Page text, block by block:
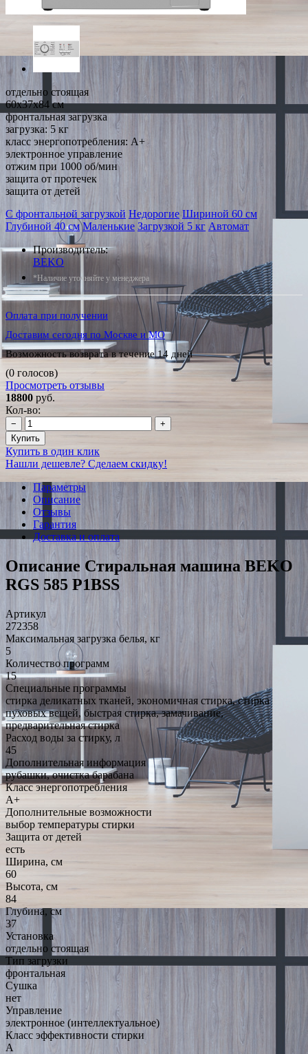
отдельно стоящая
60x37x84 см
фронтальная загрузка
загрузка: 5 кг
класс энергопотребления: A+
электронное управление
отжим при 1000 об/мин
защита от протечек
защита от детей
С фронтальной загрузкой Недорогие Шириной 60 см
Глубиной 40 см Маленькие Загрузкой 5 кг Автомат
Производитель:
BEKO
*Наличие уточняйте у менеджера
Оплата при получении
Доставим сегодня по Москве и МО
Возможность возврата в течение 14 дней
(0 голосов)
Просмотреть отзывы
18800 руб.
Кол-во:
−
+
Купить
Купить в один клик
Нашли дешевле? Сделаем скидку!
Параметры
Описание
Отзывы
Гарантия
Доставка и оплата
Описание Стиральная машина BEKO
RGS 585 P1BSS
Артикул
272358
Максимальная загрузка белья, кг
5
Количество программ
15
Специальные программы
стирка деликатных тканей, экономичная стирка, стирка
пуховых вещей, быстрая стирка, замачивание,
предварительная стирка
Расход воды за стирку, л
45
Дополнительная информация
рубашки, очистка барабана
Класс энергопотребления
A+
Дополнительные возможности
выбор температуры стирки
Защита от детей
есть
Ширина, см
60
Высота, см
84
Глубина, см
37
Установка
отдельно стоящая
Тип загрузки
фронтальная
Сушка
нет
Управление
электронное (интеллектуальное)
Класс эффективности стирки
A